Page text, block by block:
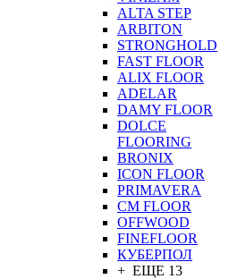
ALTA STEP
ARBITON
STRONGHOLD
FAST FLOOR
ALIX FLOOR
ADELAR
DAMY FLOOR
DOLCE
FLOORING
BRONIX
ICON FLOOR
PRIMAVERA
CM FLOOR
OFFWOOD
FINEFLOOR
КУБЕРПОЛ
+ ЕЩЕ 13